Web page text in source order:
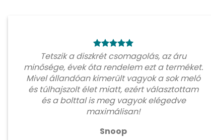
Tetszik a diszkrét csomagolás, az áru
minősége, évek óta rendelem ezt a terméket.
Mivel állandóan kimerült vagyok a sok meló
és túlhajszolt élet miatt, ezért választottam
és a bolttal is meg vagyok elégedve
maximálisan!
Snoop